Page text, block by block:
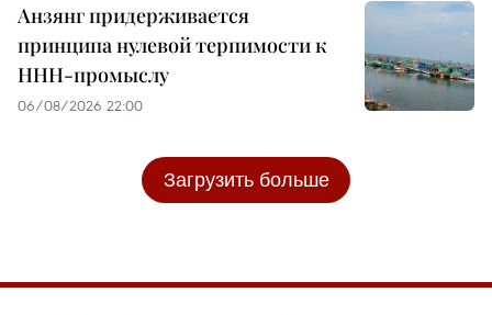
Анзянг придерживается
принципа нулевой терпимости к
ННН-промыслу
06/08/2026 22:00
Загрузить больше